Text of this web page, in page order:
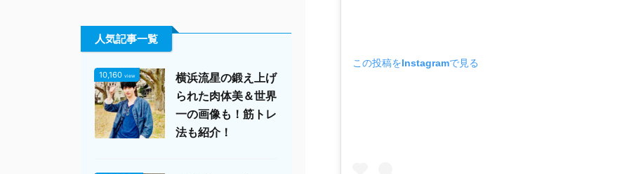
この投稿をInstagramで見る
人気記事一覧
10,160 view
横浜流星の鍛え上げ
られた肉体美＆世界
一の画像も！筋トレ
法も紹介！